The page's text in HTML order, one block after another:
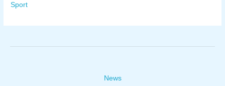
Sport
News